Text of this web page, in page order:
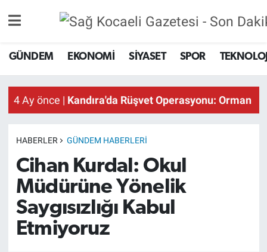
GÜNDEM EKONOMİ SİYASET SPOR
4 Ay önce | Kandıra'da Rüşvet Operasyonu: Orman
HABERLER GÜNDEM HABERLERI
Cihan Kurdal: Okul
Müdürüne Yönelik
Saygısızlığı Kabul
Etmiyoruz